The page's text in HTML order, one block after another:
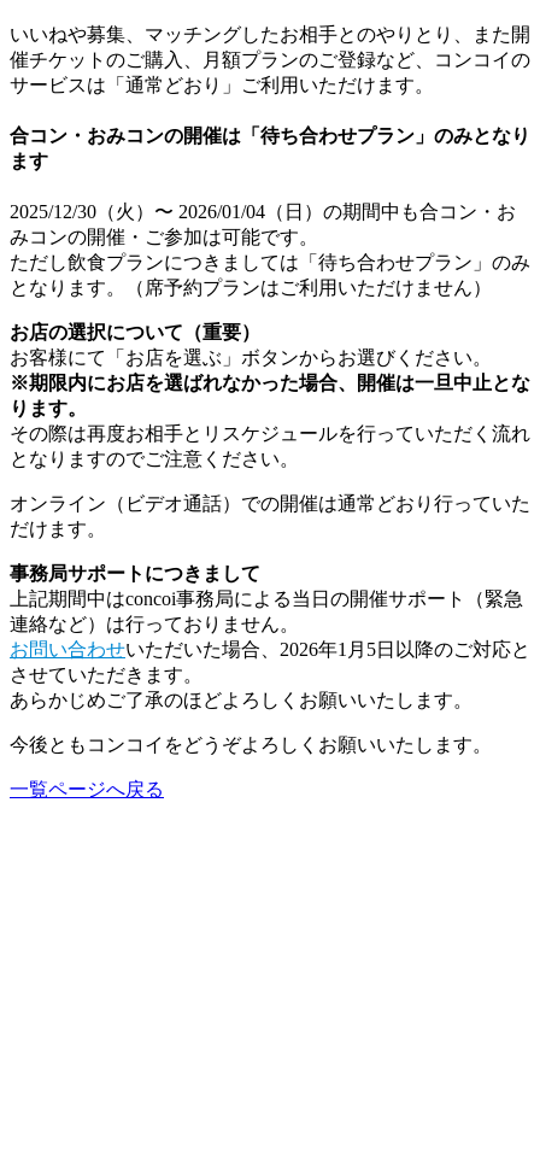
いいねや募集、マッチングしたお相手とのやりとり、また開
催チケットのご購入、月額プランのご登録など、コンコイの
サービスは「通常どおり」ご利用いただけます。
合コン・おみコンの開催は「待ち合わせプラン」のみとなり
ます
2025/12/30（火）〜 2026/01/04（日）の期間中も合コン・お
みコンの開催・ご参加は可能です。
ただし飲食プランにつきましては「待ち合わせプラン」のみ
となります。（席予約プランはご利用いただけません）
お店の選択について（重要）
お客様にて「お店を選ぶ」ボタンからお選びください。
※期限内にお店を選ばれなかった場合、
開催は一旦中止とな
ります。
その際は再度お相手とリスケジュールを行っていただく流れ
となりますのでご注意ください。
オンライン（ビデオ通話）での開催は通常どおり行っていた
だけます。
事務局サポートにつきまして
上記期間中はconcoi事務局による当日の開催サポート（緊急
連絡など）は行っておりません。
お問い合わせいただいた場合、2026年1月5日以降のご対応と
させていただきます。
あらかじめご了承のほどよろしくお願いいたします。
今後ともコンコイをどうぞよろしくお願いいたします。
一覧ページへ戻る